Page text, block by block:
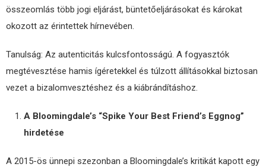
összeomlás több jogi eljárást, büntetőeljárásokat és károkat
okozott az érintettek hírnevében.
Tanulság: Az autenticitás kulcsfontosságú. A fogyasztók
megtévesztése hamis ígéretekkel és túlzott állításokkal biztosan
vezet a bizalomvesztéshez és a kiábrándításhoz.
A Bloomingdale’s “Spike Your Best Friend’s Eggnog”
hirdetése
A 2015-ös ünnepi szezonban a Bloomingdale’s kritikát kapott egy